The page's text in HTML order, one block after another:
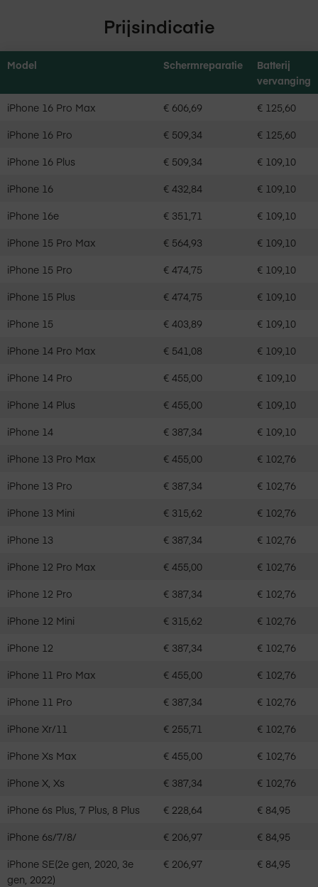
Prijsindicatie
Model Schermreparatie
Batterij
vervanging
iPhone 16 Pro Max
€ 606,69
€ 125,60
iPhone 16 Pro
€ 509,34
€ 125,60
iPhone 16 Plus
€ 509,34
€ 109,10
iPhone 16
€ 432,84
€ 109,10
iPhone 16e
€ 351,71
€ 109,10
iPhone 15 Pro Max
€ 564,93
€ 109,10
iPhone 15 Pro
€ 474,75
€ 109,10
iPhone 15 Plus
€ 474,75
€ 109,10
iPhone 15
€ 403,89
€ 109,10
iPhone 14 Pro Max
€ 541,08
€ 109,10
iPhone 14 Pro
€ 455,00
€ 109,10
iPhone 14 Plus
€ 455,00
€ 109,10
iPhone 14
€ 387,34
€ 109,10
iPhone 13 Pro Max
€ 455,00
€ 102,76
iPhone 13 Pro
€ 387,34
€ 102,76
iPhone 13 Mini
€ 315,62
€ 102,76
iPhone 13
€ 387,34
€ 102,76
iPhone 12 Pro Max
€ 455,00
€ 102,76
iPhone 12 Pro
€ 387,34
€ 102,76
iPhone 12 Mini
€ 315,62
€ 102,76
iPhone 12
€ 387,34
€ 102,76
iPhone 11 Pro Max
€ 455,00
€ 102,76
iPhone 11 Pro
€ 387,34
€ 102,76
iPhone Xr/11
€ 255,71
€ 102,76
iPhone Xs Max
€ 455,00
€ 102,76
iPhone X, Xs
€ 387,34
€ 102,76
iPhone 6s Plus, 7 Plus, 8 Plus
€ 228,64
€ 84,95
iPhone 6s/7/8/
€ 206,97
€ 84,95
iPhone SE(2e gen, 2020, 3e
gen, 2022)
€ 206,97 € 84,95